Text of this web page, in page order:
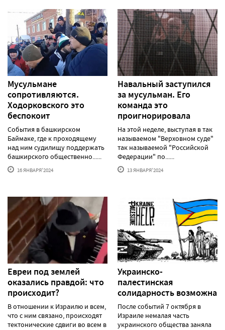
Мусульмане
сопротивляются.
Ходорковского это
беспокоит
События в башкирском
Баймаке, где к проходящему
над ним судилищу поддержать
башкирского общественно......
16 ЯНВАРЯ'2024
Навальный заступился
за мусульман. Его
команда это
проигнорировала
На этой неделе, выступая в так
называемом "Верховном суде"
так называемой "Российской
Федерации" по......
13 ЯНВАРЯ'2024
Евреи под землей
оказались правдой: что
происходит?
В отношении к Израилю и всем,
что с ним связано, происходят
тектонические сдвиги во всем в
Украинско-
палестинская
солидарность возможна
После событий 7 октября в
Израиле немалая часть
украинского общества заняла